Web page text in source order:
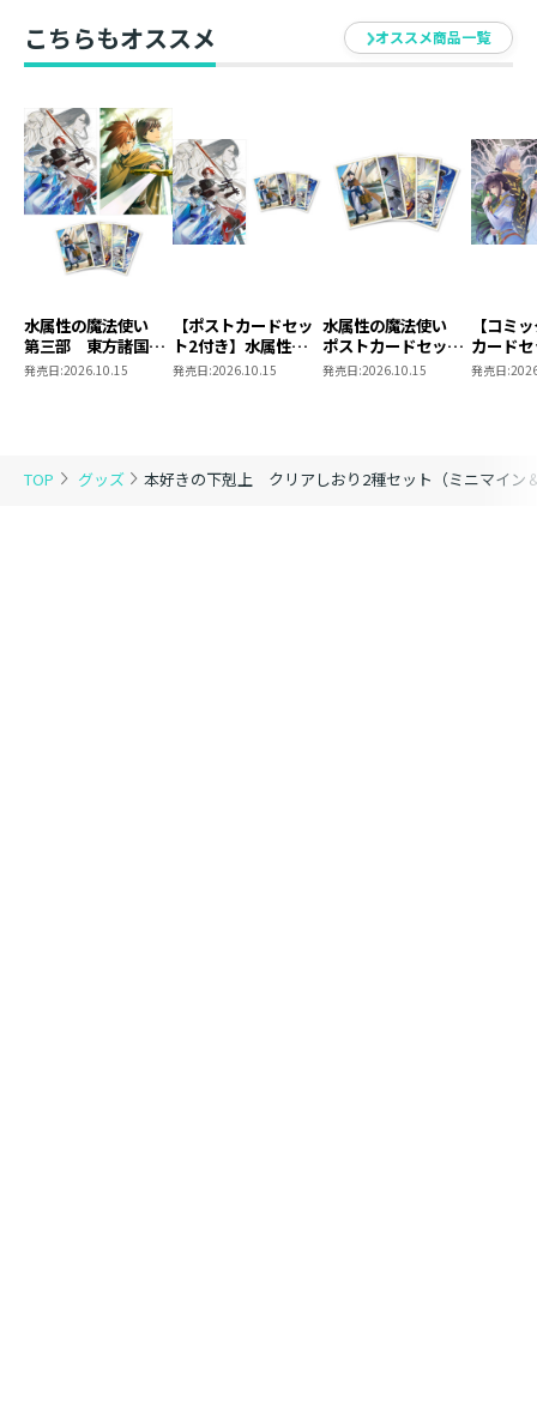
TOP グッズ 本好きの下剋上 クリアしおり2種セット（ミニマイン
ミックス）
アクリルスタンド
（1巻4話）
こちらもオススメ オススメ商品一覧
水属性の魔法使い
第三部 東方諸国編
8 同時発売まとめ
発売日:2026.10.15
【ポストカードセッ
ト2付き】水属性の
魔法使い 第三部
発売日:2026.10.15
水属性の魔法使い
ポストカードセット
2
発売日:2026.10.15
【コミ
カード
き】恋
＠
発売日: